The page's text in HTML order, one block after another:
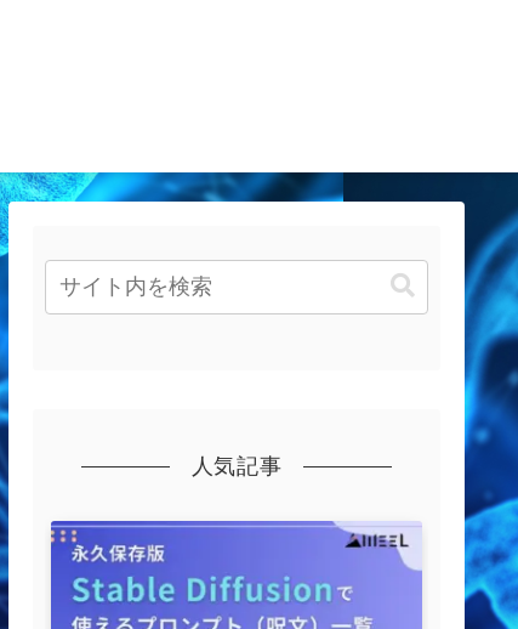
人気記事